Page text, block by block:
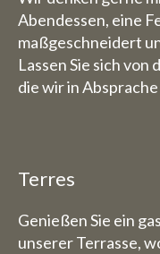
Abendessen, eine
maßgeschneidert
Lassen Sie sich
die wir in
Terres
Genießen Sie ein
unserer Terrasse,